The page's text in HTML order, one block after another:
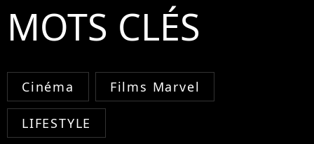
MOTS CLÉS
Cinéma Films Marvel
LIFESTYLE